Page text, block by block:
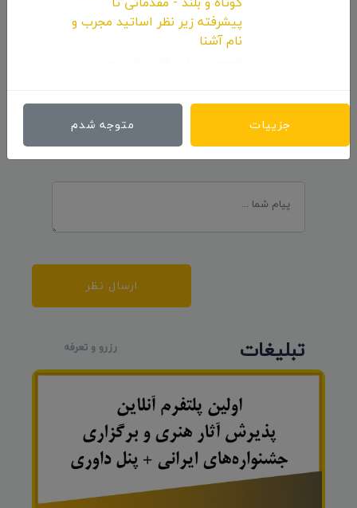
ارسال نظر
تبلیغات رزرو و تعرفه
پیشرفته زیر نظر اساتید مجرب و
نام آشنا
جزییات متوجه شدم